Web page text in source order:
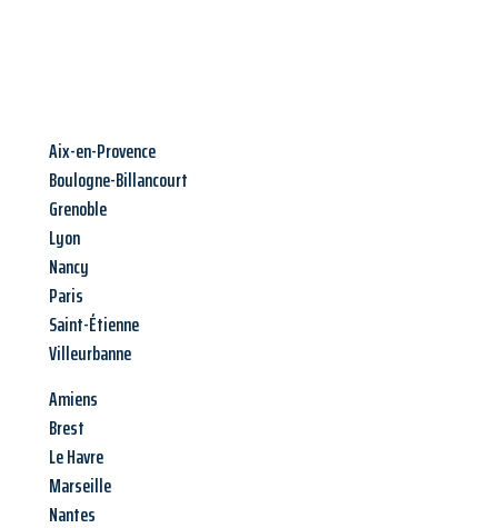
Aix-en-Provence
Boulogne-Billancourt
Grenoble
Lyon
Nancy
Paris
Saint-Étienne
Villeurbanne
Amiens
Brest
Le Havre
Marseille
Nantes